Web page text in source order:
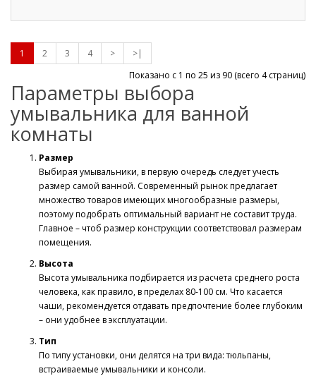
1 2 3 4 >
>|
Показано с 1 по 25 из 90 (всего 4 страниц)
Параметры выбора
умывальника для ванной
комнаты
Размер
Выбирая умывальники, в первую очередь следует учесть
размер самой ванной. Современный рынок предлагает
множество товаров имеющих многообразные размеры,
поэтому подобрать оптимальный вариант не составит труда.
Главное – чтоб размер конструкции соответствовал размерам
помещения.
Высота
Высота умывальника подбирается из расчета среднего роста
человека, как правило, в пределах 80-100 см. Что касается
чаши, рекомендуется отдавать предпочтение более глубоким
– они удобнее в эксплуатации.
Тип
По типу установки, они делятся на три вида: тюльпаны,
встраиваемые умывальники и консоли.